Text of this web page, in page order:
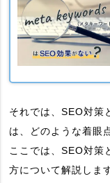
それでは、SEO対策
は、どのような着眼
ここでは、SEO対策
方について解説しま